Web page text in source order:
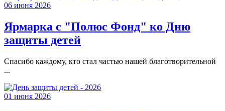
06 июня 2026
Ярмарка с "Полюс Фонд" ко Дню
защиты детей
Спасибо каждому, кто стал частью нашей благотворительной
...
01 июня 2026